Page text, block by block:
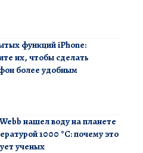
функций iPhone:
их, чтобы сделать
более удобным
нашел воду на планете
1000 °C: почему это
ученых